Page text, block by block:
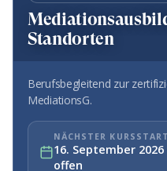
Standorten
Berufsbegleitend zur
MediationsG.
NÄCHSTER KURSSTART
16. September
offen